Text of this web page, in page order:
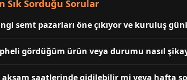
Sık Sorduğu Sorular
semt pazarları öne çıkıyor ve kuruluş
gördüğüm ürün veya durumu nasıl
akşam saatlerinde gidilebilir mi veya hafta